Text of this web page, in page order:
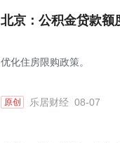
北京：公积金贷款额
优化住房限购政策。
原创 乐居财经 08-07